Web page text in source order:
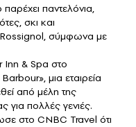
παντελόνια,
σκι και
σύμφωνα με
& Spa στο
μια εταιρεία
από μέλη της
για πολλές γενιές.
στο CNBC Travel ότι